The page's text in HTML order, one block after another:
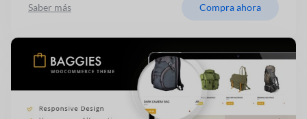
Saber más Compra ahora